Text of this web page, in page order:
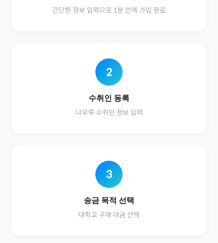
간단한 정보 입력으로 1분 만에 가입 완료
2
수취인 등록
나우루 수취인 정보 입력
3
송금 목적 선택
대학교 구매 대금 선택